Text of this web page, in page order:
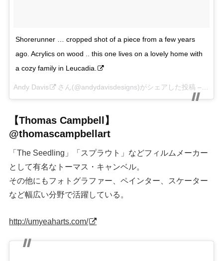
Shorerunner … cropped shot of a piece from a few years
ago. Acrylics on wood .. this one lives on a lovely home with
a cozy family in Leucadia.
Andy Davis さん(@andydavisdesigns)がシェアした投稿 –
【Thomas Campbell】
@thomascampbellart
「The Seedling」「スプラウト」などフィルムメーカー
として有名なトーマス・キャンベル。
その他にもフォトグラファー、ペインター、スケーター
など幅広い分野で活躍している。
http://umyeaharts.com/